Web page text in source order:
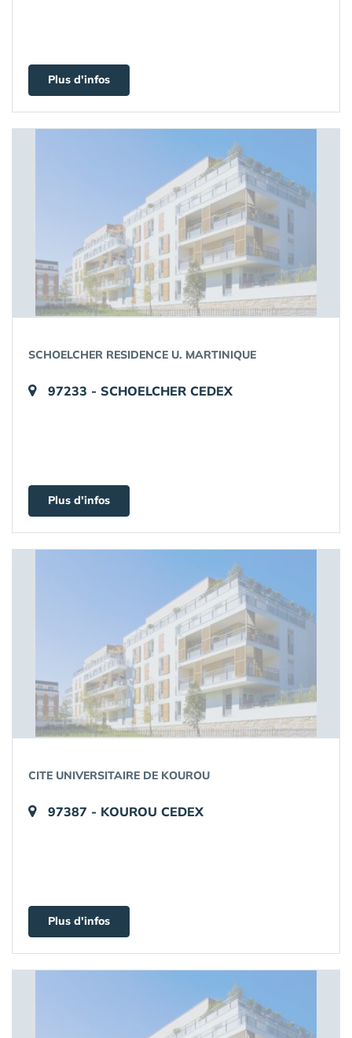
Plus d'infos
SCHOELCHER RESIDENCE U. MARTINIQUE
97233 - SCHOELCHER CEDEX
Plus d'infos
CITE UNIVERSITAIRE DE KOUROU
97387 - KOUROU CEDEX
Plus d'infos